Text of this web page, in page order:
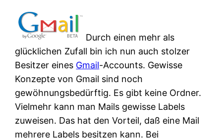
Durch einen mehr als
glücklichen Zufall bin ich nun auch stolzer
Besitzer eines Gmail-Accounts. Gewisse
Konzepte von Gmail sind noch
gewöhnungsbedürftig. Es gibt keine Ordner.
Vielmehr kann man Mails gewisse Labels
zuweisen. Das hat den Vorteil, daß eine Mail
mehrere Labels besitzen kann. Bei